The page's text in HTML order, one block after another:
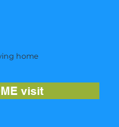
home
visit